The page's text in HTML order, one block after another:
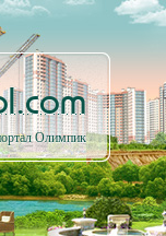
Олимпик